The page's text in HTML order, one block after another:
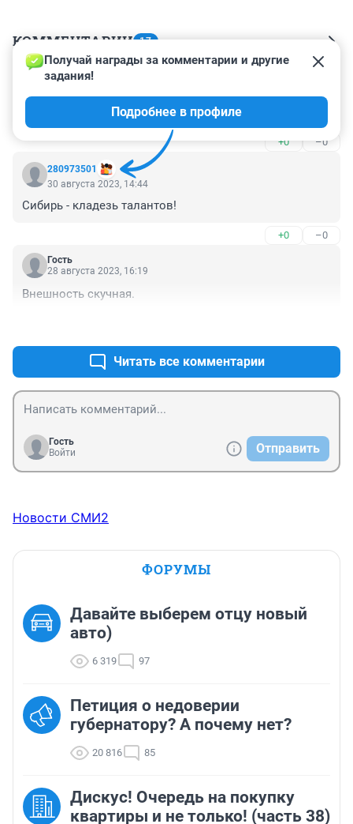
КОММЕНТАРИИ 17
Гость
умница! только вперёд!
+0 –0
280973501
Получай награды за комментарии и другие
задания!
Подробнее в профиле
30 августа 2023, 14:44
Сибирь - кладезь талантов!
+0 –0
Гость
28 августа 2023, 16:19
Внешность скучная.
Читать все комментарии
Гость
Войти
Отправить
Новости СМИ2
ФОРУМЫ
Давайте выберем отцу новый
авто)
6 319 97
Петиция о недоверии
губернатору? А почему нет?
20 816 85
Дискус! Очередь на покупку
квартиры и не только! (часть 38)